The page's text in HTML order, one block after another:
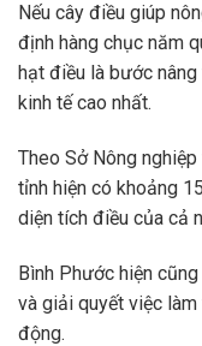
Nếu cây điều giúp
định hàng chục năm
hạt điều là bước
kinh tế cao nhất.
Theo Sở Nông
tỉnh hiện có khoảng
diện tích điều của cả
Bình Phước hiện
và giải quyết việc
động.